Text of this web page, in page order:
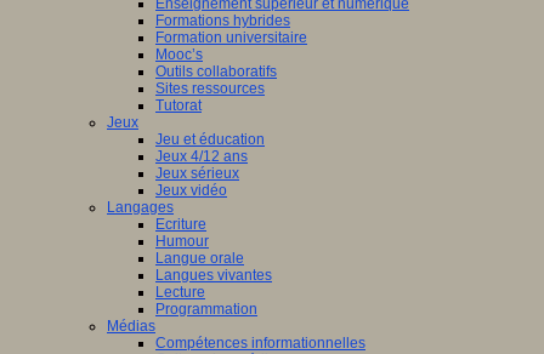
Enseignement supérieur et numérique
Formations hybrides
Formation universitaire
Mooc’s
Outils collaboratifs
Sites ressources
Tutorat
Jeux
Jeu et éducation
Jeux 4/12 ans
Jeux sérieux
Jeux vidéo
Langages
Ecriture
Humour
Langue orale
Langues vivantes
Lecture
Programmation
Médias
Compétences informationnelles